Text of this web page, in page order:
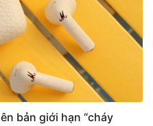
bản giới hạn “cháy